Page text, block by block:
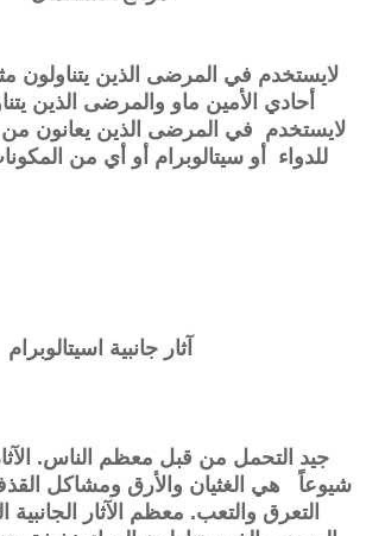
لايستخدم في المرضى الذين يتناولون
أحادي الأمين ماو والمرضى الذين
لايستخدم في المرضى الذين يعانون
للدواء أو سيتالوبرام أو أي من
آثار جانبية اسيتالوبرام
جيد التحمل من قبل معظم الناس. الآثار
شيوعاً هي الغثيان والأرق ومشاكل
التعرق والتعب. معظم الآثار الجانبية